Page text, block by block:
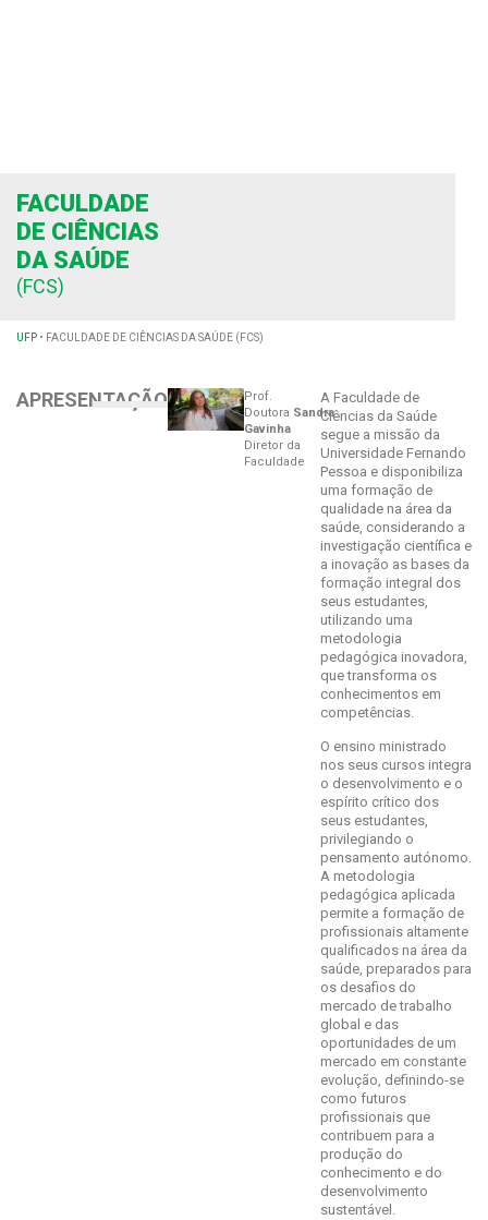
FACULDADE
DE CIÊNCIAS
DA SAÚDE
(FCS)
UFP • FACULDADE DE CIÊNCIAS DA SAÚDE (FCS)
APRESENTAÇÃO
Prof.
Doutora Sandra
Gavinha
Diretor da
Faculdade
A Faculdade de
Ciências da Saúde
segue a missão da
Universidade Fernando
Pessoa e disponibiliza
uma formação de
qualidade na área da
saúde, considerando a
investigação científica e
a inovação as bases da
formação integral dos
seus estudantes,
utilizando uma
metodologia
pedagógica inovadora,
que transforma os
conhecimentos em
competências.
O ensino ministrado
nos seus cursos integra
o desenvolvimento e o
espírito crítico dos
seus estudantes,
privilegiando o
pensamento autónomo.
A metodologia
pedagógica aplicada
permite a formação de
profissionais altamente
qualificados na área da
saúde, preparados para
os desafios do
mercado de trabalho
global e das
oportunidades de um
mercado em constante
evolução, definindo-se
como futuros
profissionais que
contribuem para a
produção do
conhecimento e do
desenvolvimento
sustentável.